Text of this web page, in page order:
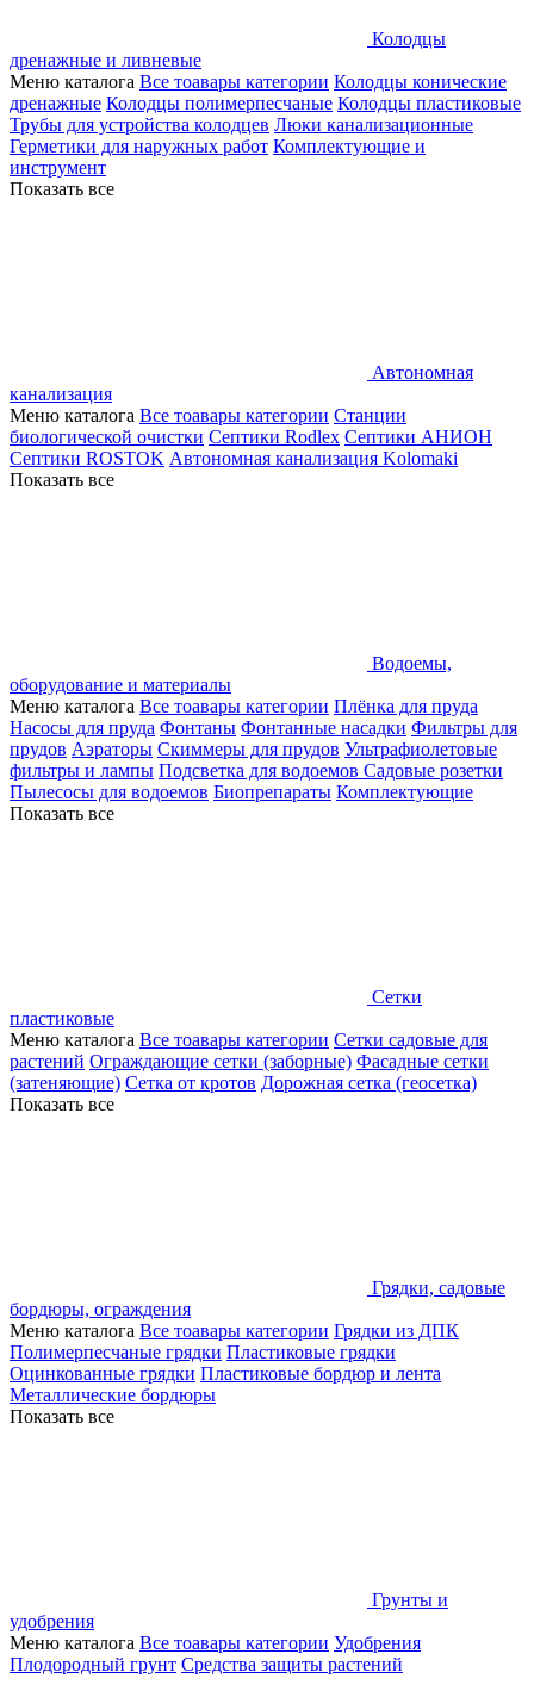
Колодцы
дренажные и ливневые
Меню каталога Все тоавары категории Колодцы конические
дренажные Колодцы полимерпесчаные Колодцы пластиковые
Трубы для устройства колодцев Люки канализационные
Герметики для наружных работ Комплектующие и
инструмент
Показать все
Автономная
канализация
Меню каталога Все тоавары категории Станции
биологической очистки Септики Rodlex Септики АНИОН
Септики ROSTOK Автономная канализация Kolomaki
Показать все
Водоемы,
оборудование и материалы
Меню каталога Все тоавары категории Плёнка для пруда
Насосы для пруда Фонтаны Фонтанные насадки Фильтры для
прудов Аэраторы Скиммеры для прудов Ультрафиолетовые
фильтры и лампы Подсветка для водоемов Садовые розетки
Пылесосы для водоемов Биопрепараты Комплектующие
Показать все
Сетки
пластиковые
Меню каталога Все тоавары категории Сетки садовые для
растений Ограждающие сетки (заборные) Фасадные сетки
(затеняющие) Сетка от кротов Дорожная сетка (геосетка)
Показать все
Грядки, садовые
бордюры, ограждения
Меню каталога Все тоавары категории Грядки из ДПК
Полимерпесчаные грядки Пластиковые грядки
Оцинкованные грядки Пластиковые бордюр и лента
Металлические бордюры
Показать все
Грунты и
удобрения
Меню каталога Все тоавары категории Удобрения
Плодородный грунт Средства защиты растений